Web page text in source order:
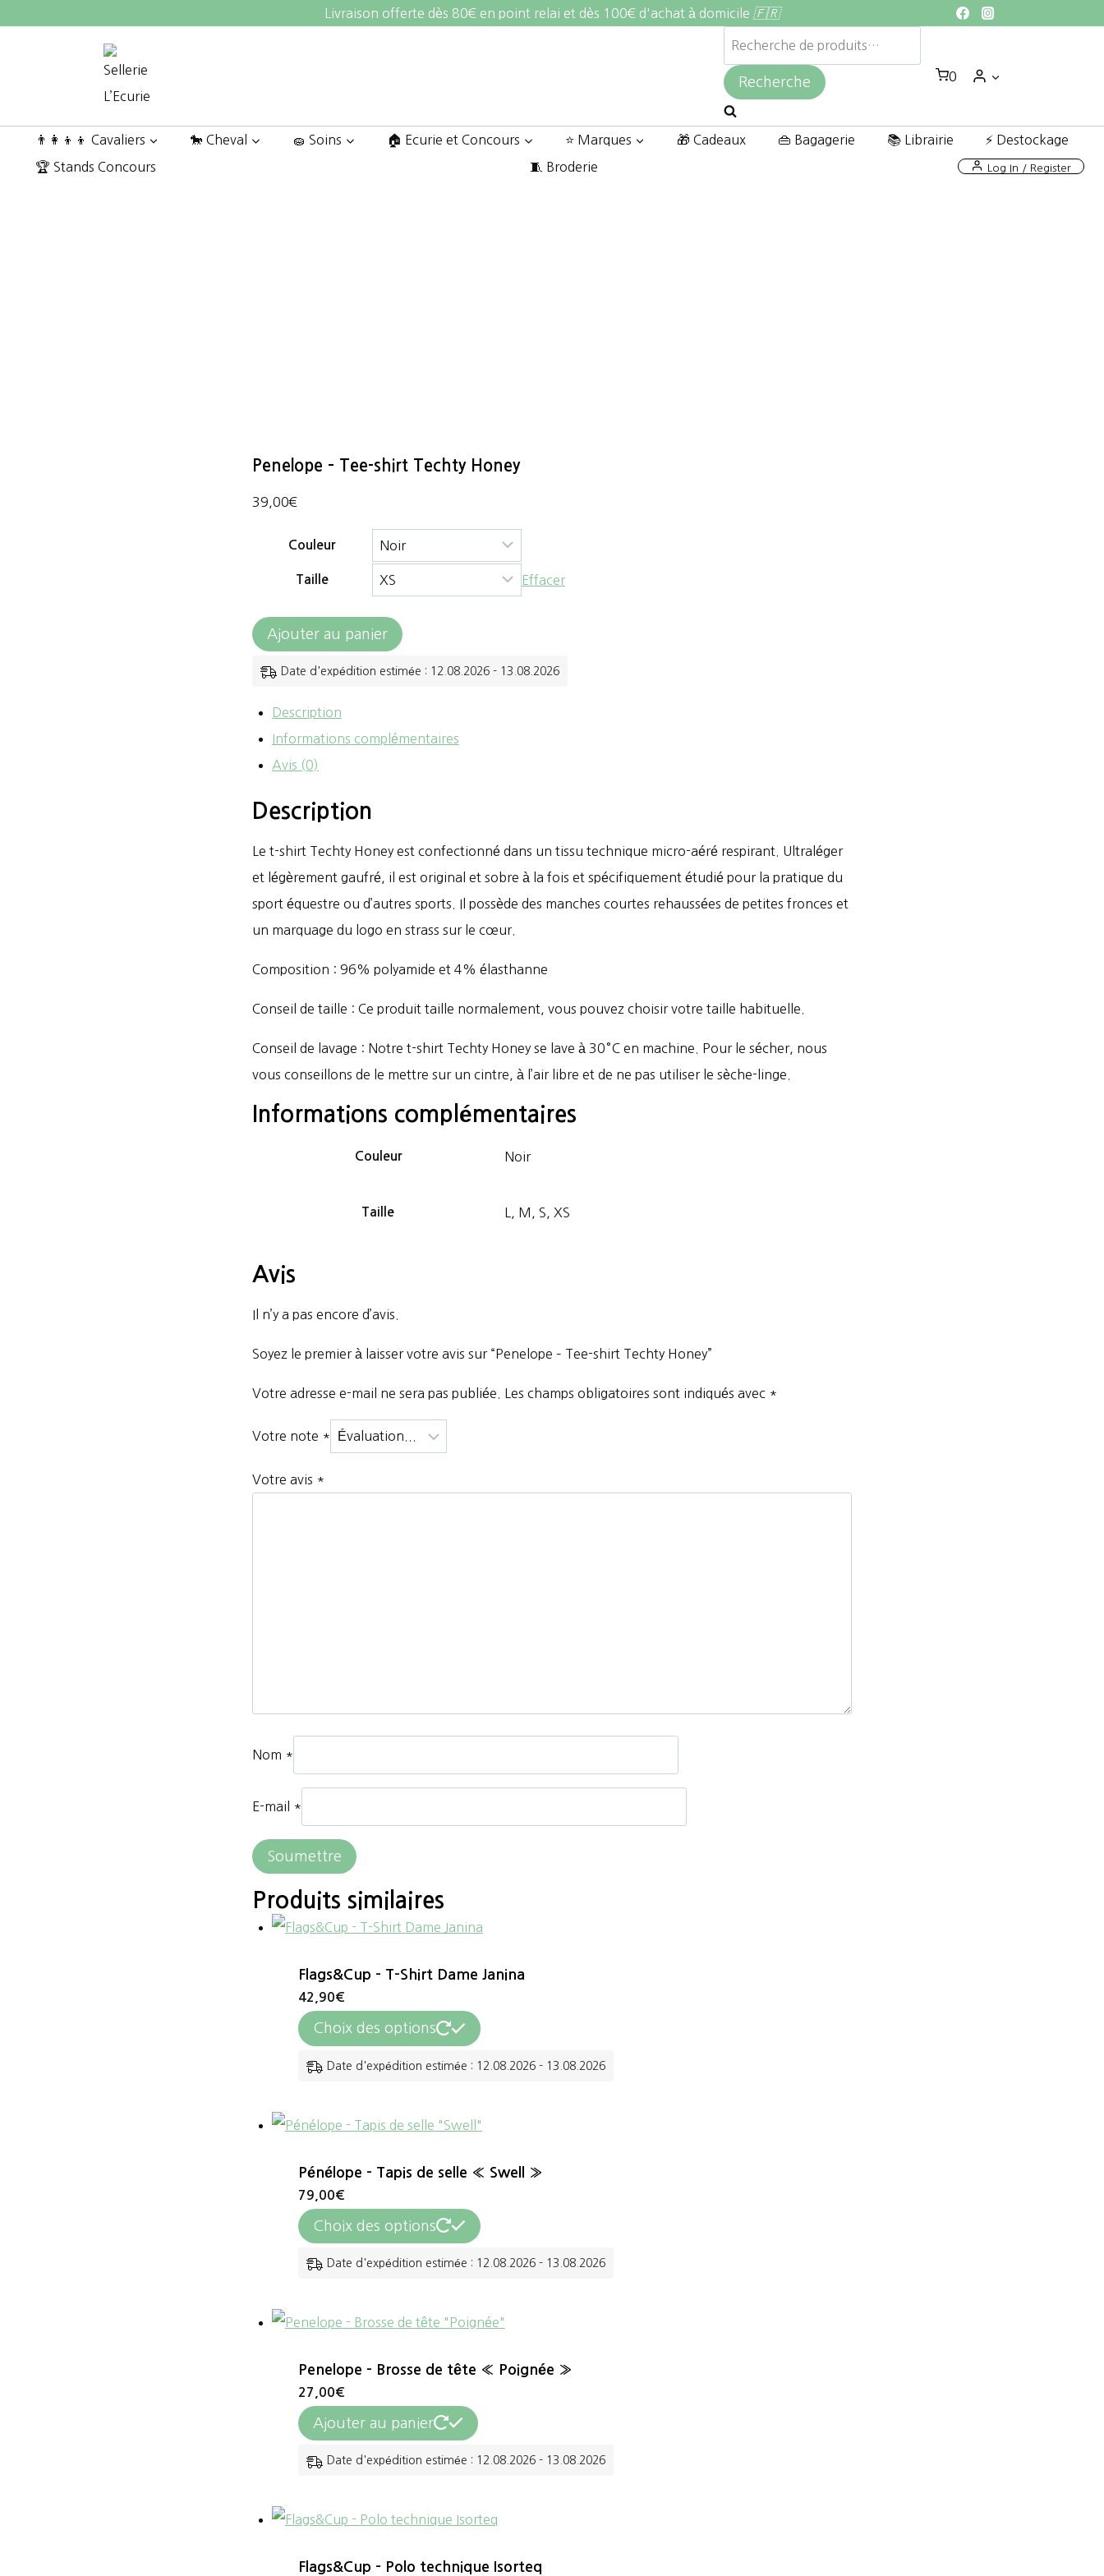
Livraison offerte dès 80€ en point relai et dès 100€ d'achat à domicile 🇫🇷
Recherche
pour :
Recherche 0
👨‍👩‍👦‍👦 Cavaliers 🐎 Cheval 🧽 Soins 🏠 Ecurie et Concours ⭐ Marques 🎁 Cadeaux 👜 Bagagerie 📚 Librairie ⚡ Destockage
🏆 Stands Concours 🧵 Broderie Log In / Register
Penelope – Tee-shirt Techty Honey
39,00€
Couleur
Taille Effacer
quantité
de
Penelope
Tee-
shirt
Honey
Ajouter au panier
Date d'expédition estimée : 12.08.2026 - 13.08.2026
Description
Informations complémentaires
Avis (0)
Description
Le t-shirt Techty Honey est confectionné dans un tissu technique micro-aéré respirant. Ultraléger
et légèrement gaufré, il est original et sobre à la fois et spécifiquement étudié pour la pratique du
sport équestre ou d’autres sports. Il possède des manches courtes rehaussées de petites fronces et
un marquage du logo en strass sur le cœur.
Composition : 96% polyamide et 4% élasthanne
Conseil de taille : Ce produit taille normalement, vous pouvez choisir votre taille habituelle.
Conseil de lavage : Notre t-shirt Techty Honey se lave à 30°C en machine. Pour le sécher, nous
vous conseillons de le mettre sur un cintre, à l’air libre et de ne pas utiliser le sèche-linge.
Informations complémentaires
Couleur Noir
Taille L, M, S, XS
Avis
Il n’y a pas encore d’avis.
Soyez le premier à laisser votre avis sur “Penelope – Tee-shirt Techty Honey”
Votre adresse e-mail ne sera pas publiée. Les champs obligatoires sont indiqués avec *
Votre note *
Votre avis *
Nom *
E-mail *
Produits similaires
Flags&Cup – T-Shirt Dame Janina
42,90€
Choix des options
Ce
variations.
options
être
choisies
du
Date d'expédition estimée : 12.08.2026 - 13.08.2026
Pénélope – Tapis de selle « Swell »
79,00€
Choix des options
Ce
variations.
options
choisies
du
Date d'expédition estimée : 12.08.2026 - 13.08.2026
Penelope – Brosse de tête « Poignée »
27,00€
Ajouter au panier
Date d'expédition estimée : 12.08.2026 - 13.08.2026
Flags&Cup – Polo technique Isorteq